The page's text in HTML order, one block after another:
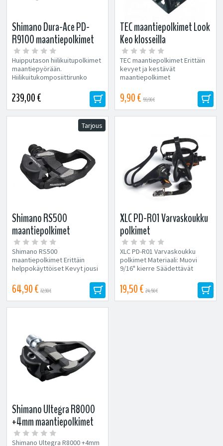
Shimano Dura-Ace PD-
R9100 maantiepolkimet
Huipputason hiilikuitupolkimet
maantiepyörään.
Hiilikuitukomposiittirunko
239,00 €
TEC maantiepolkimet Look
Keo klosseilla
TEC maantiepolkimet Erittäin
kevyet ja kestävät
maantiepolkimet
9,90 € 59,90 €
Tarjous
Shimano RS500
maantiepolkimet
Shimano RS500
maantiepolkimet Erittäin
helppokäyttöiset Kevyt jousi
aloittelijoille Leveä...
64,90 € 72,90 €
XLC PD-R01 Varvaskoukku
polkimet
XLC PD-R01 Varvaskoukku
polkimet Materiaali: Muovi
9/16" kierre Säädettävät
19,50 € 24,50 €
Shimano Ultegra R8000
+4mm maantiepolkimet
Shimano Ultegra R8000 +4mm